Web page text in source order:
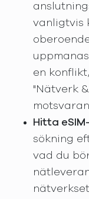
vanligtvis
en
"Nätverk
Hitta
sökning
vad du